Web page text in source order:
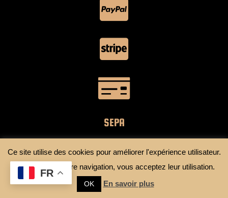
SEPA
Colissimo
Mondial Relay
Ce site utilise des cookies pour améliorer l'expérience utilisateur.
En continuant votre navigation, vous acceptez leur utilisation.
OK En savoir plus
FR